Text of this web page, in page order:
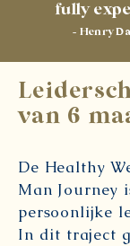
fully
- Henry
van 6
De Healthy
Man Journey
persoonlijke
In dit traject